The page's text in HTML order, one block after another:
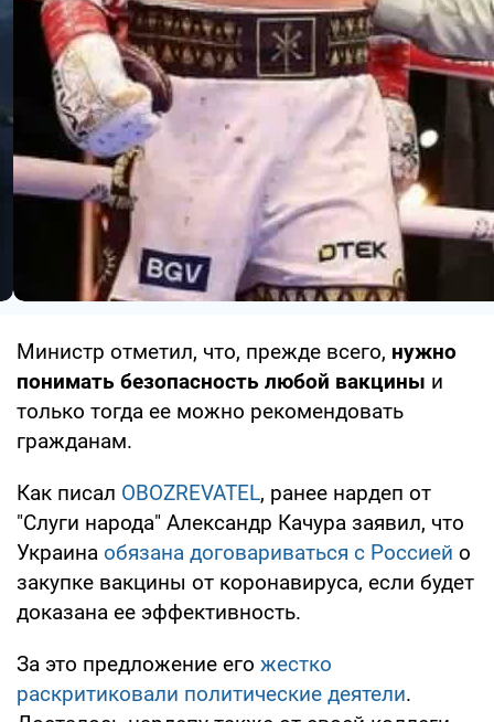
Министр отметил, что, прежде всего, нужно
понимать безопасность любой вакцины и
только тогда ее можно рекомендовать
гражданам.
Как писал OBOZREVATEL, ранее нардеп от
"Слуги народа" Александр Качура заявил, что
Украина обязана договариваться с Россией о
закупке вакцины от коронавируса, если будет
доказана ее эффективность.
За это предложение его жестко
раскритиковали политические деятели.